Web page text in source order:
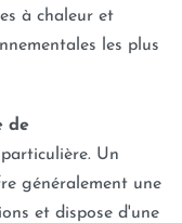
à chaleur et
les plus
de
Un
généralement une
et dispose d'une